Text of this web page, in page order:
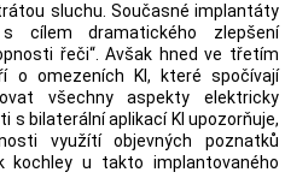
sluchu. Současné implantáty
cílem dramatického zlepšení
řeči“. Avšak hned ve třetím
o omezeních KI, které spočívají
všechny aspekty elektricky
s bilaterální aplikací KI upozorňuje,
využítí objevných poznatků
kochley u takto implantovaného